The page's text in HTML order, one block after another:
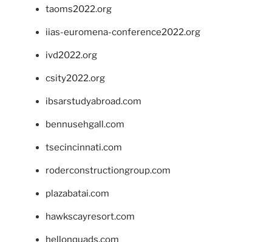
taoms2022.org
iias-euromena-conference2022.org
ivd2022.org
csity2022.org
ibsarstudyabroad.com
bennusehgall.com
tsecincinnati.com
roderconstructiongroup.com
plazabatai.com
hawkscayresort.com
hellonquads.com